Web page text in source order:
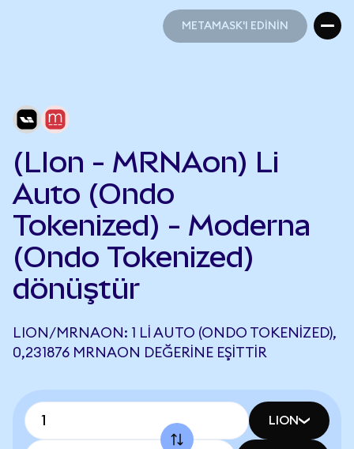
METAMASK'I EDİNİN
(LIon - MRNAon) Li
Auto (Ondo
Tokenized) - Moderna
(Ondo Tokenized)
dönüştür
LION/MRNAON: 1 LI AUTO (ONDO TOKENIZED),
0,231876 MRNAON DEĞERINE EŞITTIR
LION